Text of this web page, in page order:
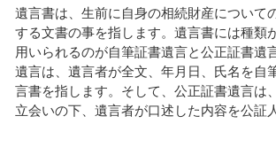
遺言書は、生前に自身の相続財産について
する文書の事を指します。遺言書には種類
用いられるのが自筆証書遺言と公正証書遺
遺言は、遺言者が全文、年月日、氏名を自
言書を指します。そして、公正証書遺言は
立会いの下、遺言者が口述した内容を公証